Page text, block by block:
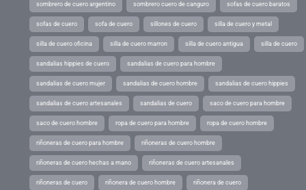
sombrero de cuero argentino sombrero cuero de canguro sofas de cuero baratos
sofas de cuero sofa de cuero sillones de cuero silla de cuero y metal
silla de cuero oficina silla de cuero marron silla de cuero antigua silla de cuero
sandalias hippies de cuero sandalias de cuero para hombre
sandalias de cuero mujer sandalias de cuero hombre sandalias de cuero hippies
sandalias de cuero artesanales sandalias de cuero saco de cuero para hombre
saco de cuero hombre ropa de cuero para hombre ropa de cuero hombre
riñoneras de cuero para hombre riñoneras de cuero hombre
riñoneras de cuero hechas a mano riñoneras de cuero artesanales
riñoneras de cuero riñonera de cuero hombre riñonera de cuero